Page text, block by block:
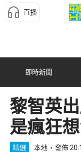
直播
即時新聞
黎智英
是瘋狂
精選 本地
發佈